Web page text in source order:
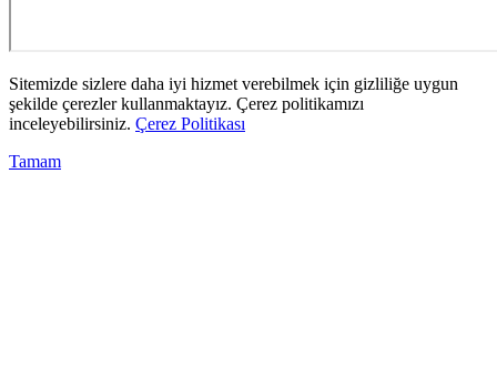
Sitemizde sizlere daha iyi hizmet verebilmek için gizliliğe uygun
şekilde çerezler kullanmaktayız. Çerez politikamızı
inceleyebilirsiniz. Çerez Politikası
Tamam